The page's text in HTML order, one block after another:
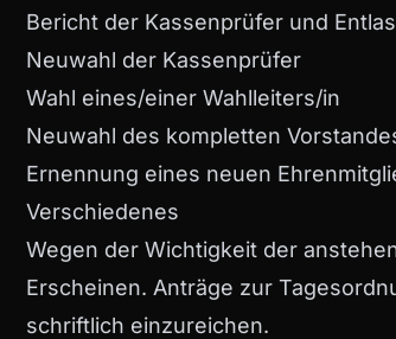
Bericht der Kassenprüfer und
Neuwahl der Kassenprüfer
Wahl eines/einer Wahlleiters/in
Neuwahl des kompletten
Ernennung eines neuen
Verschiedenes
Wegen der Wichtigkeit der
Erscheinen. Anträge zur
schriftlich einzureichen.